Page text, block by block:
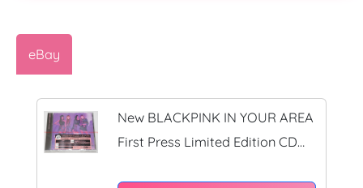
eBay
New BLACKPINK IN YOUR AREA
First Press Limited Edition CD